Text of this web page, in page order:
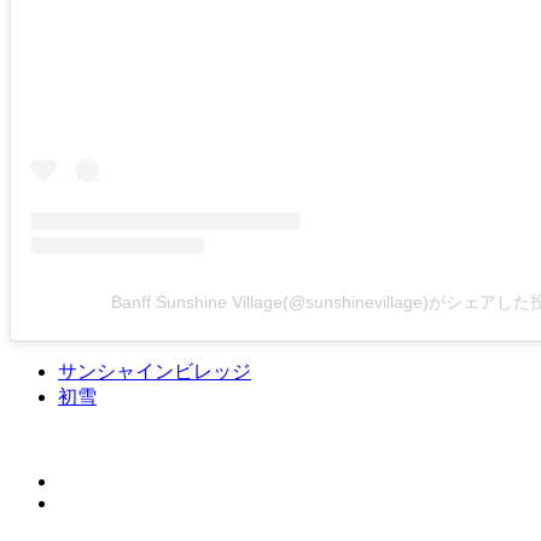
Banff Sunshine Village(@sunshinevillage)がシェアした
サンシャインビレッジ
初雪